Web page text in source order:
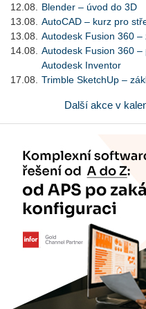
12.08.
Blender – úvod do 3D
13.08.
AutoCAD – kurz pro
13.08.
Autodesk Fusion 360 –
14.08.
Autodesk Fusion 360 –
Autodesk Inventor
17.08.
Trimble SketchUp –
Další akce v